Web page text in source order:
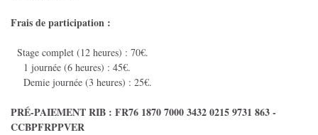
Frais de participation :
Stage complet (12 heures) : 70€.
1 journée (6 heures) : 45€.
Demie journée (3 heures) : 25€.
PRÉ-PAIEMENT RIB : FR76 1870 7000 3432 0215 9731 863 -
CCBPFRPPVER